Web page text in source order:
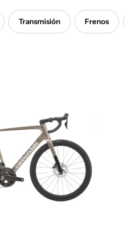
Transmisión Frenos